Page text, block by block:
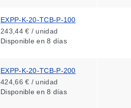
EXPP-K-20-TCB-P-100
243,44 € / unidad
Disponible en 8 días
EXPP-K-20-TCB-P-200
424,66 € / unidad
Disponible en 8 días